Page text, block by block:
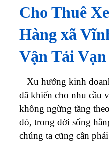
Cho Thuê
Hàng xã
Vận Tải
Xu hướng kinh
đã khiến cho nhu cầu
không ngừng tăng
đó, trong đời sống
chúng ta cũng cần